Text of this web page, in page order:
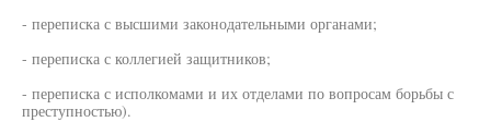
- переписка с высшими законодательными органами;
- переписка с коллегией защитников;
- переписка с исполкомами и их отделами по вопросам борьбы с
преступностью).